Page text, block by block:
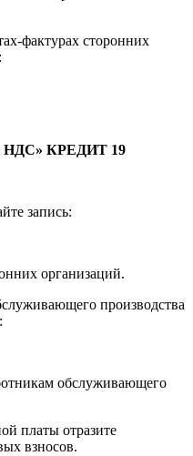
фактурах сторонних
НДС» КРЕДИТ 19
запись:
организаций.
производства
обслуживающего
платы отразите
взносов.